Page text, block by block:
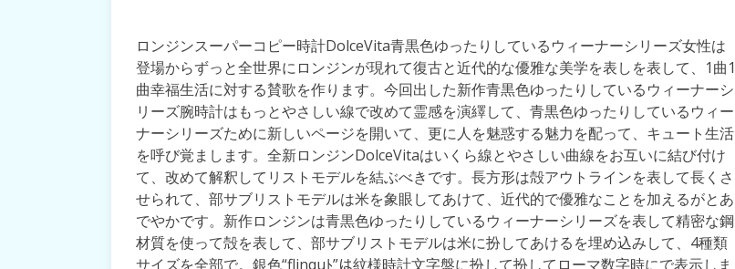
ロンジンスーパーコピー時計DolceVita青黒色ゆったりしているウィーナーシリーズ女性は
登場からずっと全世界にロンジンが現れて復古と近代的な優雅な美学を表しを表して、1曲1
曲幸福生活に対する賛歌を作ります。今回出した新作青黒色ゆったりしているウィーナーシ
リーズ腕時計はもっとやさしい線で改めて霊感を演繹して、青黒色ゆったりしているウィー
ナーシリーズために新しいページを開いて、更に人を魅惑する魅力を配って、キュート生活
を呼び覚まします。全新ロンジンDolceVitaはいくら線とやさしい曲線をお互いに結び付け
て、改めて解釈してリストモデルを結ぶべきです。長方形は殻アウトラインを表して長くさ
せられて、部サブリストモデルは米を象眼してあけて、近代的で優雅なことを加えるがとあ
でやかです。新作ロンジンは青黒色ゆったりしているウィーナーシリーズを表して精密な鋼
材質を使って殻を表して、部サブリストモデルは米に扮してあけるを埋め込みして、4種類
サイズを全部で。銀色“flinquﾄ”は紋様時計文字盤に扮して扮してローマ数字時にで表示しま